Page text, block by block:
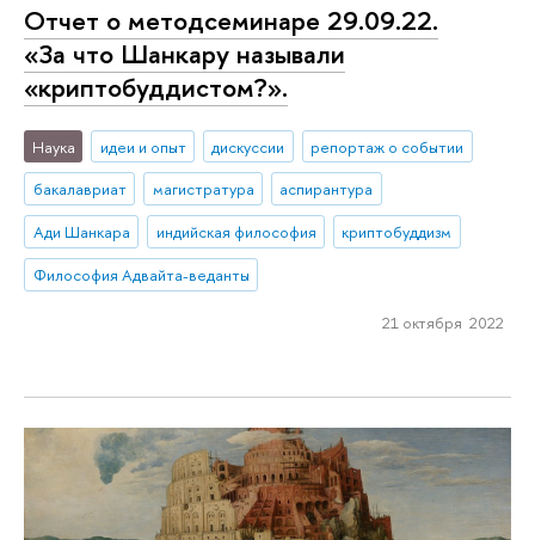
Отчет о методсеминаре 29.09.22.
«За что Шанкару называли
«криптобуддистом?».
Наука идеи и опыт дискуссии
репортаж о событии
бакалавриат
магистратура
аспирантура
Ади Шанкара
индийская философия
криптобуддизм
Философия Адвайта-веданты
21 октября 2022